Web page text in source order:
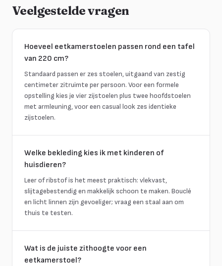
Veelgestelde vragen
Hoeveel eetkamerstoelen passen rond een tafel
van 220 cm?
Standaard passen er zes stoelen, uitgaand van zestig
centimeter zitruimte per persoon. Voor een formele
opstelling kies je vier zijstoelen plus twee hoofdstoelen
met armleuning, voor een casual look zes identieke
zijstoelen.
Welke bekleding kies ik met kinderen of
huisdieren?
Leer of ribstof is het meest praktisch: vlekvast,
slijtagebestendig en makkelijk schoon te maken. Bouclé
en licht linnen zijn gevoeliger; vraag een staal aan om
thuis te testen.
Wat is de juiste zithoogte voor een
eetkamerstoel?